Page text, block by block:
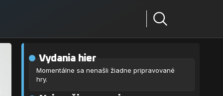
Vydania hier
Momentálne sa nenašli žiadne pripravované
hry.